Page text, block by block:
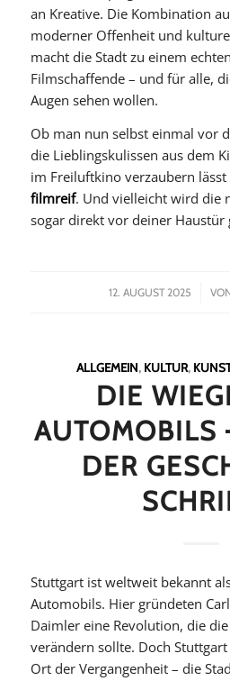
an Kreative. Die Kombination
moderner Offenheit und
macht die Stadt zu einem
Filmschaffende – und für alle,
Augen sehen wollen.
Ob man nun selbst einmal vor
die Lieblingskulissen aus dem
im Freiluftkino verzaubern lässt
filmreif. Und vielleicht wird die
sogar direkt vor deiner Haustür
12. AUGUST 2025
/
ALLGEMEIN, KULTUR,
DIE
AUTOMOBILS
DER
Stuttgart ist weltweit bekannt
Automobils. Hier gründeten
Daimler eine Revolution, die
verändern sollte. Doch
Ort der Vergangenheit – die